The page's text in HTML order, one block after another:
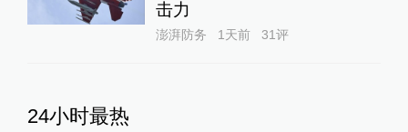
击力
澎湃防务 1天前 31评
24小时最热